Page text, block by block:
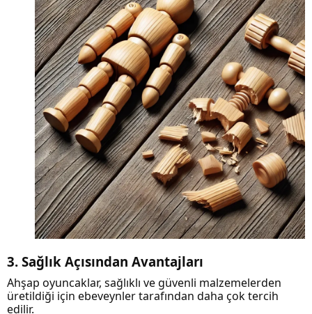
3. Sağlık Açısından Avantajları
Ahşap oyuncaklar, sağlıklı ve güvenli malzemelerden
üretildiği için ebeveynler tarafından daha çok tercih
edilir.